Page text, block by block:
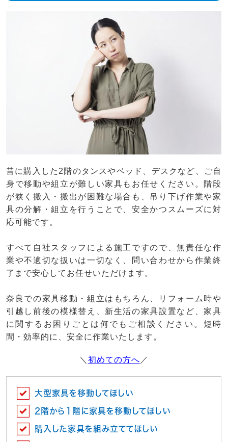
昔に購入した2階のタンスやベッド、デスクなど、ご自
身で移動や組立が難しい家具もお任せください。階段
が狭く搬入・搬出が困難な場合も、吊り下げ作業や家
具の分解・組立を行うことで、安全かつスムーズに対
応可能です。
すべて自社スタッフによる施工ですので、無責任な作
業や不適切な扱いは一切なく、問い合わせから作業終
了まで安心してお任せいただけます。
奈良での家具移動・組立はもちろん、リフォーム時や
引越し前後の模様替え、新生活の家具設置など、家具
に関するお困りごとは何でもご相談ください。短時
間・効率的に、安全に作業いたします。
＼ 初めての方へ ／
大型家具を移動してほしい
2階から１階に家具を移動してほしい
購入した家具を組み立ててほしい